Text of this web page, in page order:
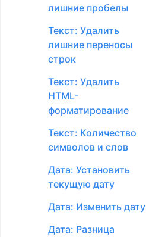
лишние пробелы
Текст: Удалить
лишние переносы
строк
Текст: Удалить
HTML-
форматирование
Текст: Количество
символов и слов
Дата: Установить
текущую дату
Дата: Изменить дату
Дата: Разница